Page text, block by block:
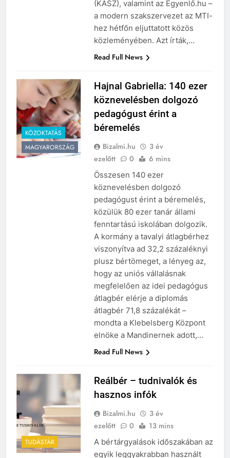
(KASZ), valamint az Egyenlő.hu –
a modern szakszervezet az MTI-
hez hétfőn eljuttatott közös
KÖZOKTATÁS
MAGYARORSZÁG
Hajnal Gabriella: 140 ezer
köznevelésben dolgozó
pedagógust érint a
Bizalmi.hu
3 év
ezelőtt
Összesen 140 ezer
köznevelésben dolgozó
pedagógust érint a béremelés,
közülük 80 ezer tanár állami
fenntartású iskolában dolgozik.
A kormány a tavalyi átlagbérhez
viszonyítva ad 32,2 százaléknyi
plusz bértömeget, a lényeg az,
hogy az uniós vállalásnak
megfelelően az idei pedagógus
átlagbér elérje a diplomás
átlagbér 71,8 százalékát –
mondta a Klebelsberg Központ
TUDÁSTÁR
Reálbér – tudnivalók és
Bizalmi.hu
3 év
A bértárgyalások időszakában az